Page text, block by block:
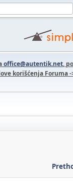
office@autentik.net,
korišćenja Foruma -